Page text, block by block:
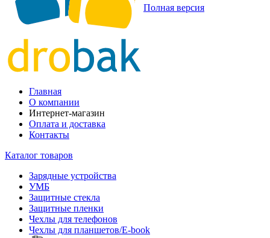
Полная версия
Главная
О компании
Интернет-магазин
Оплата и доставка
Контакты
Каталог товаров
Зарядные устройства
УМБ
Защитные стекла
Защитные пленки
Чехлы для телефонов
Чехлы для планшетов/E-book